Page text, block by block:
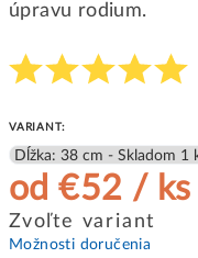
úpravu rodium.
VARIANT:
od€52 / ks
Jednotková
cena:
Zvoľte variant
Možnosti doručenia